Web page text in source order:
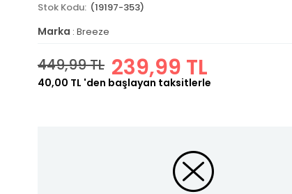
(19197-353)
Marka : Breeze
449,99 TL 239,99 TL
40,00 TL 'den başlayan taksitlerle